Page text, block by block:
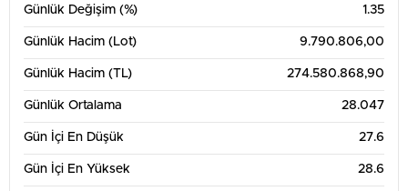
Günlük Değişim (%) 1.35
Günlük Hacim (Lot) 9.790.806,00
Günlük Hacim (TL) 274.580.868,90
Günlük Ortalama 28.047
Gün İçi En Düşük 27.6
Gün İçi En Yüksek 28.6